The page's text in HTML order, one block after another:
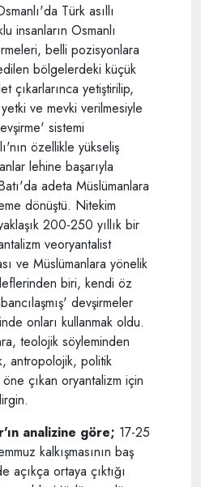
Türk asıllı
insanların Osmanlı
belli pozisyonlara
bölgelerdeki küçük
çıkarlarınca yetiştirilip,
ve mevki verilmesiyle
sistemi
özellikle yükseliş
lehine başarıyla
adeta Müslümanlara
dönüştü. Nitekim
200-250 yıllık bir
veoryantalist
ve Müslümanlara yönelik
biri, kendi öz
devşirmeler
onları kullanmak oldu.
teolojik söyleminden
antropolojik, politik
çıkan oryantalizm için
analizine göre; 17-25
kalkışmasının baş
açıkça ortaya çıktığı